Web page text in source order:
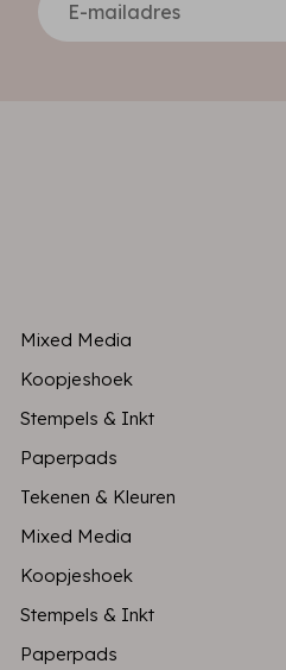
Mixed Media
Koopjeshoek
Stempels & Inkt
Paperpads
Tekenen & Kleuren
Mixed Media
Koopjeshoek
Stempels & Inkt
Paperpads